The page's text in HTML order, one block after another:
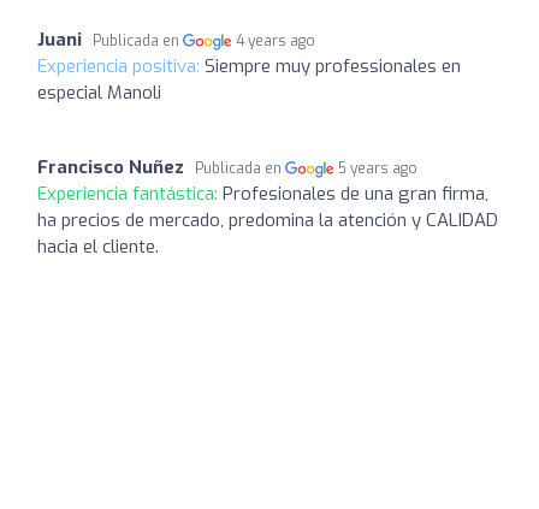
Juani Publicada en 4 years ago
Experiencia positiva: Siempre muy professionales en
especial Manoli
Francisco Nuñez Publicada en 5 years ago
Experiencia fantástica: Profesionales de una gran firma,
ha precios de mercado, predomina la atención y CALIDAD
hacia el cliente.